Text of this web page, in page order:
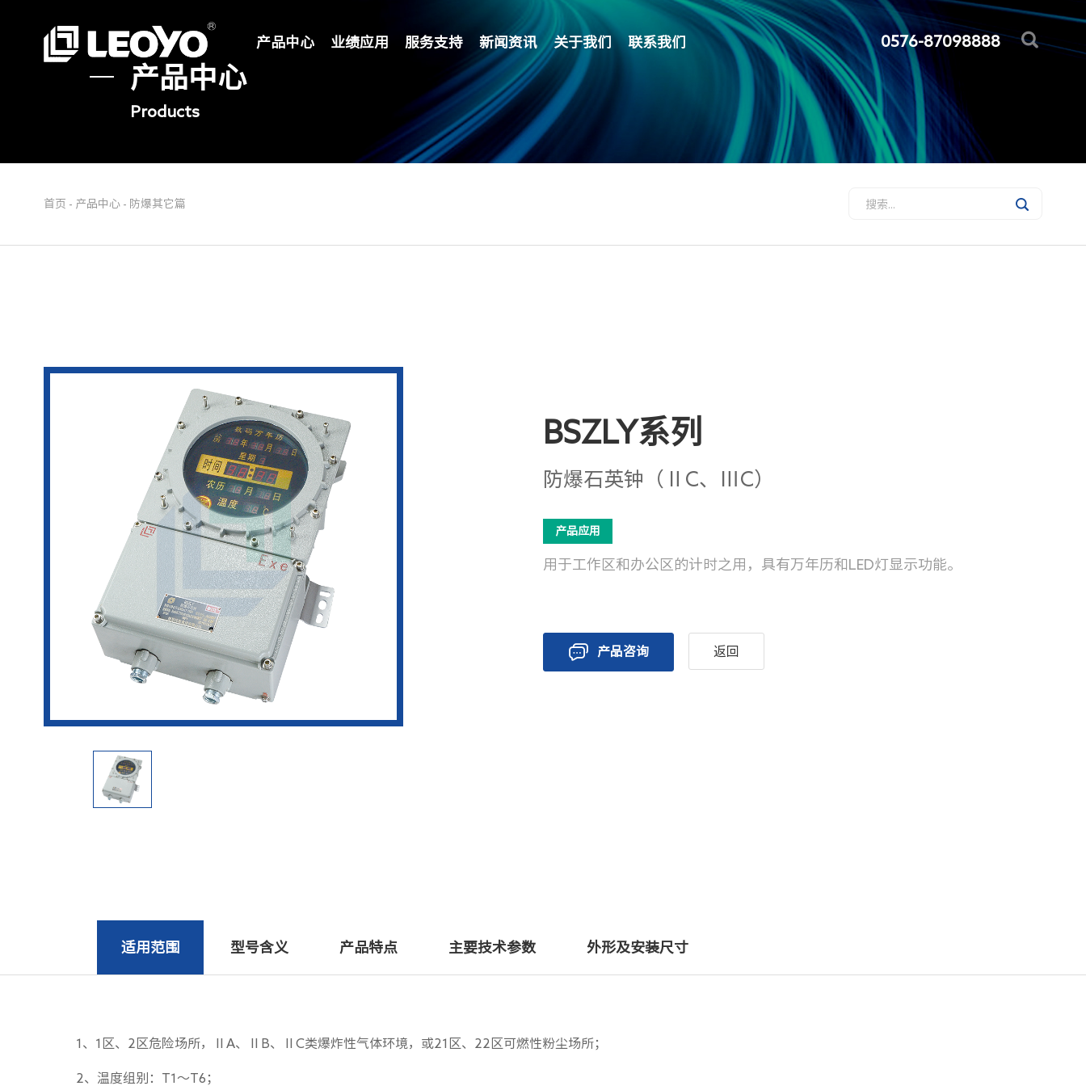
产品中心 业绩应用 服务支持 新闻资讯 关于我们 联系我们 0576-87098888
产品中心
Products
首页 - 产品中心- 防爆其它篇
BSZLY系列
防爆石英钟（ⅡC、ⅢC）
产品应用
用于工作区和办公区的计时之用，具有万年历和LED灯显示功能。
产品咨询 返回
适用范围 型号含义 产品特点 主要技术参数 外形及安装尺寸
1、1区、2区危险场所，ⅡA、ⅡB、ⅡC类爆炸性气体环境，或21区、22区可燃性粉尘场所；
2、温度组别：T1～T6；